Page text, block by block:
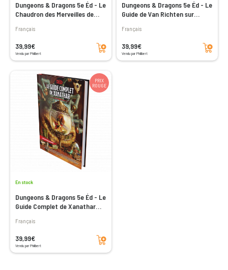
Dungeons & Dragons 5e Éd - Le
Chaudron des Merveilles de
Français
39,99€
Vendu par Philibert
Ajouter au panier
Dungeons & Dragons 5e Éd - Le
Guide de Van Richten sur
Français
39,99€
Vendu par Philibert
Ajouter au panier
PRIX
ROUGE
En stock
Dungeons & Dragons 5e Éd - Le
Guide Complet de Xanathar
Français
39,99€
Vendu par Philibert
Ajouter au panier